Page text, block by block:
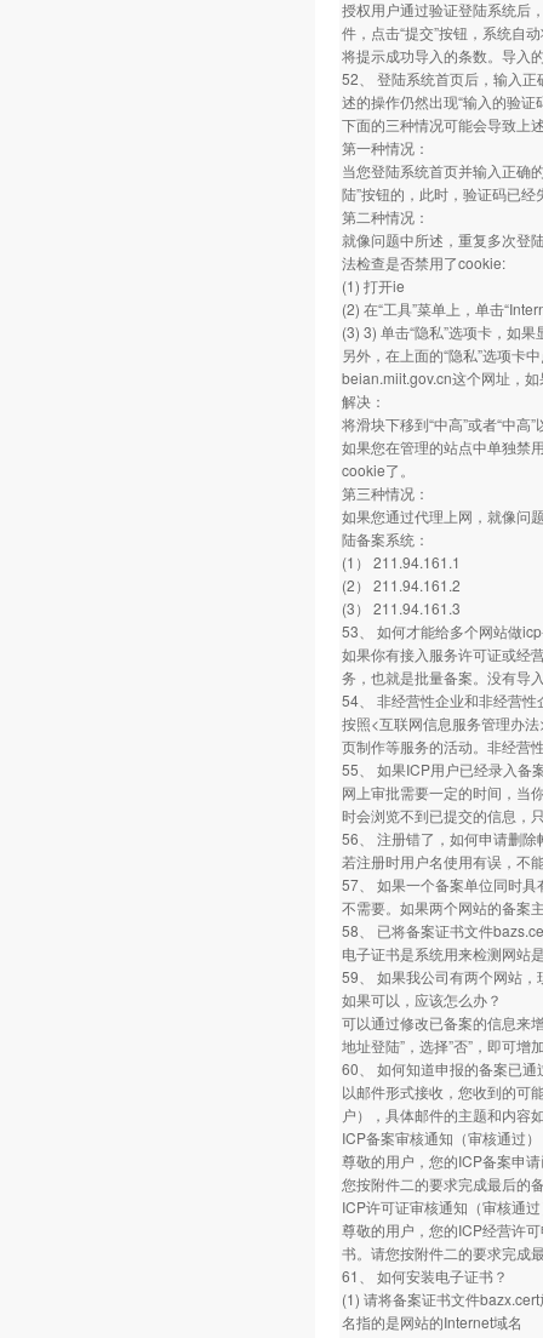
授权用户通过验证登陆系统后
件，点击“提交”按钮，系统自
将提示成功导入的条数。导入
52、 登陆系统首页后，输入正
述的操作仍然出现“输入的验
下面的三种情况可能会导致上
第一种情况：
当您登陆系统首页并输入正确
陆”按钮的，此时，验证码已
第二种情况：
就像问题中所述，重复多次登
法检查是否禁用了cookie:
(1) 打开ie
(2) 在“工具”菜单上，单击
(3) 3) 单击“隐私”选项卡，如
另外，在上面的“隐私”选项卡
beian.miit.gov.cn这个网址，
解决：
将滑块下移到“中高”或者“中
如果您在管理的站点中单独禁
cookie了。
第三种情况：
如果您通过代理上网，就像问
陆备案系统：
(1） 211.94.161.1
(2） 211.94.161.2
(3） 211.94.161.3
53、 如何才能给多个网站做
如果你有接入服务许可证或经
务，也就是批量备案。没有导
54、 非经营性企业和非经营性
按照<互联网信息服务管理办
页制作等服务的活动。非经营
55、 如果ICP用户已经录入备
网上审批需要一定的时间，当
时会浏览不到已提交的信息，
56、 注册错了，如何申请删除
若注册时用户名使用有误，不
57、 如果一个备案单位同时
不需要。如果两个网站的备案
58、 已将备案证书文件
电子证书是系统用来检测网站
59、 如果我公司有两个网站
如果可以，应该怎么办？
可以通过修改已备案的信息来
地址登陆”，选择”否”，即可增
60、 如何知道申报的备案已
以邮件形式接收，您收到的可
户），具体邮件的主题和内容
ICP备案审核通知（审核通过
尊敬的用户，您的ICP备案申
您按附件二的要求完成最后的
ICP许可证审核通知（审核通
尊敬的用户，您的ICP经营许
书。请您按附件二的要求完成
61、 如何安装电子证书？
(1) 请将备案证书文件
名指的是网站的Internet域名